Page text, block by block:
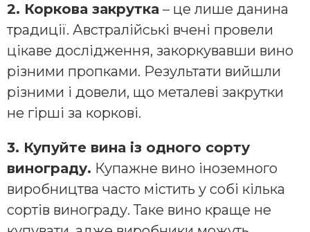
2. Коркова закрутка – це лише данина
традиції. Австралійські вчені провели
цікаве дослідження, закоркувавши вино
різними пропками. Результати вийшли
різними і довели, що металеві закрутки
не гірші за коркові.
3. Купуйте вина із одного сорту
винограду. Купажне вино іноземного
виробництва часто містить у собі кілька
сортів винограду. Таке вино краще не